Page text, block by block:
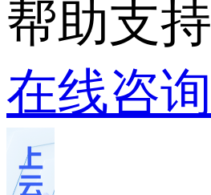
帮助支持
在线咨询